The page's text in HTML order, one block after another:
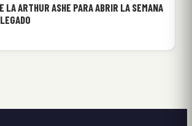
LA ARTHUR ASHE PARA ABRIR LA SEMANA